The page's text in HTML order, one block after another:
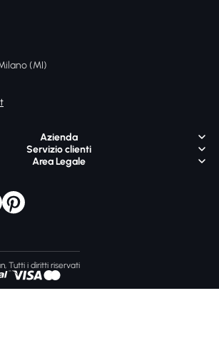
(MI)
Azienda
Servizio clienti
Area Legale
Tutti i diritti riservati